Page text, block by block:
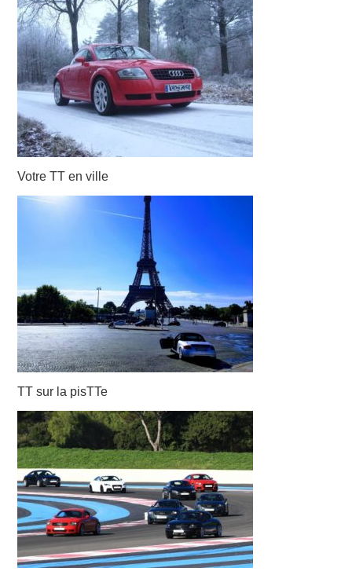
NEWSLETTER
Votre TT en ville
TT sur la pisTTe